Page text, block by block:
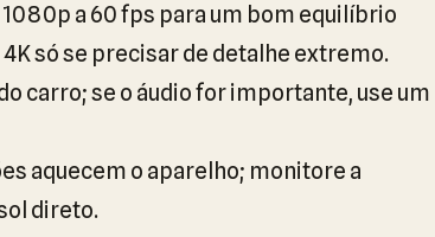
a 60 fps para um bom equilíbrio
só se precisar de detalhe extremo.
carro; se o áudio for importante, use um
aquecem o aparelho; monitore a
direto.